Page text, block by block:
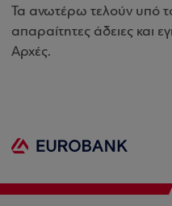
Τα ανωτέρω τελούν υπό
απαραίτητες άδειες και
Αρχές.